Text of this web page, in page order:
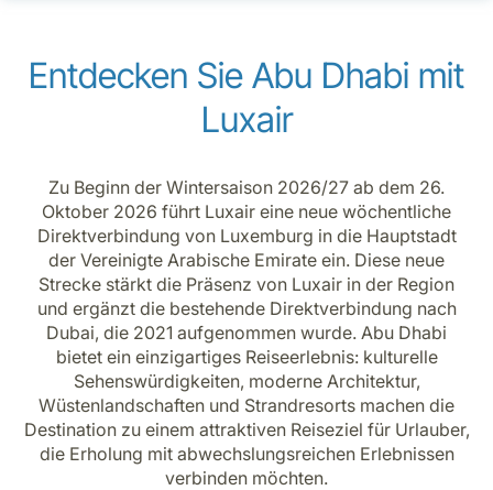
Entdecken Sie Abu Dhabi mit
Luxair
Zu Beginn der Wintersaison 2026/27 ab dem 26.
Oktober 2026 führt Luxair eine neue wöchentliche
Direktverbindung von Luxemburg in die Hauptstadt
der Vereinigte Arabische Emirate ein. Diese neue
Strecke stärkt die Präsenz von Luxair in der Region
und ergänzt die bestehende Direktverbindung nach
Dubai, die 2021 aufgenommen wurde. Abu Dhabi
bietet ein einzigartiges Reiseerlebnis: kulturelle
Sehenswürdigkeiten, moderne Architektur,
Wüstenlandschaften und Strandresorts machen die
Destination zu einem attraktiven Reiseziel für Urlauber,
die Erholung mit abwechslungsreichen Erlebnissen
verbinden möchten.